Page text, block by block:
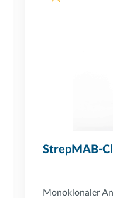
StrepMAB-
Monoklonaler